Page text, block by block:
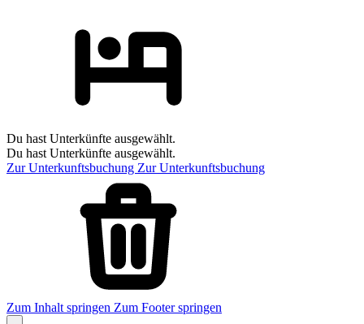
Du hast Unterkünfte ausgewählt.
Du hast Unterkünfte ausgewählt.
Zur Unterkunftsbuchung Zur Unterkunftsbuchung
Zum Inhalt springen Zum Footer springen